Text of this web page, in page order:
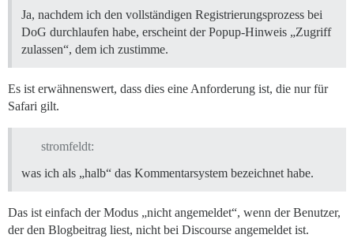
Ja, nachdem ich den vollständigen Registrierungsprozess bei
DoG durchlaufen habe, erscheint der Popup-Hinweis „Zugriff
zulassen“, dem ich zustimme.
Es ist erwähnenswert, dass dies eine Anforderung ist, die nur für
Safari gilt.
stromfeldt:
was ich als „halb“ das Kommentarsystem bezeichnet habe.
Das ist einfach der Modus „nicht angemeldet“, wenn der Benutzer,
der den Blogbeitrag liest, nicht bei Discourse angemeldet ist.